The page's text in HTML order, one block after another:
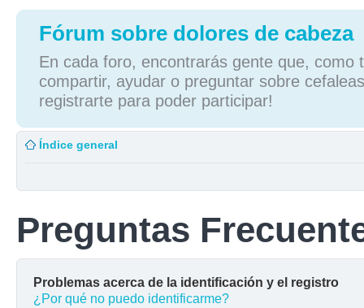
Fórum sobre dolores de cabeza
En cada foro, encontrarás gente que, como
compartir, ayudar o preguntar sobre
registrarte para poder participar!
Índice general
Preguntas
Problemas acerca de la identificación y el registro
¿Por qué no puedo identificarme?